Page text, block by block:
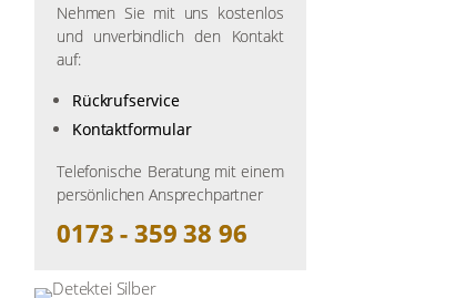
Nehmen Sie mit uns kostenlos
und unverbindlich den Kontakt
auf:
Rückrufservice
Kontaktformular
Telefonische Beratung mit einem
persönlichen Ansprechpartner
0173 - 359 38 96